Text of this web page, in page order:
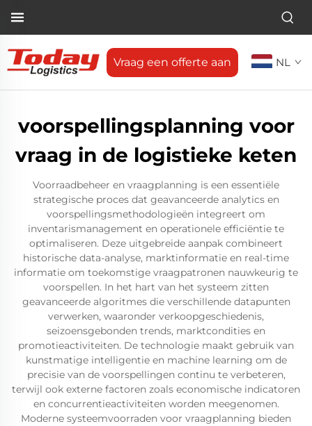
Vraag een offerte aan NL
voorspellingsplanning voor
vraag in de logistieke keten
Voorraadbeheer en vraagplanning is een essentiële
strategische proces dat geavanceerde analytics en
voorspellingsmethodologieën integreert om
inventarismanagement en operationele efficiëntie te
optimaliseren. Deze uitgebreide aanpak combineert
historische data-analyse, marktinformatie en real-time
informatie om toekomstige vraagpatronen nauwkeurig te
voorspellen. In het hart van het systeem zitten
geavanceerde algoritmes die verschillende datapunten
verwerken, waaronder verkoopgeschiedenis,
seizoensgebonden trends, marktcondities en
promotieactiviteiten. De technologie maakt gebruik van
kunstmatige intelligentie en machine learning om de
precisie van de voorspellingen continu te verbeteren,
terwijl ook externe factoren zoals economische indicatoren
en concurrentieactiviteiten worden meegenomen.
Moderne systeemvoorraden voor vraagplanning bieden